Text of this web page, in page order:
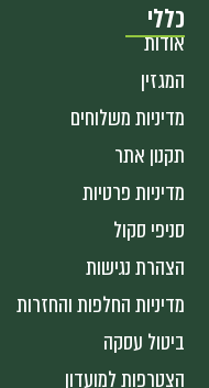
כללי
אודות
המגזין
מדיניות משלוחים
תקנון אתר
מדיניות פרטיות
סניפי סקול
הצהרת נגישות
מדיניות החלפות והחזרות
ביטול עסקה
הצטרפות למועדון